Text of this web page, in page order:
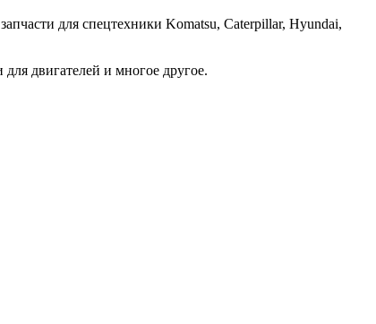
для спецтехники Komatsu, Caterpillar, Hyundai,
двигателей и многое другое.